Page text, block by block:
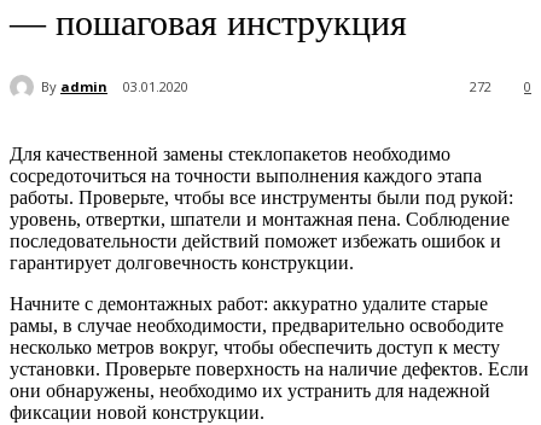
— пошаговая инструкция
By admin 03.01.2020 0
272
Для качественной замены стеклопакетов необходимо
сосредоточиться на точности выполнения каждого этапа
работы. Проверьте, чтобы все инструменты были под рукой:
уровень, отвертки, шпатели и монтажная пена. Соблюдение
последовательности действий поможет избежать ошибок и
гарантирует долговечность конструкции.
Начните с демонтажных работ: аккуратно удалите старые
рамы, в случае необходимости, предварительно освободите
несколько метров вокруг, чтобы обеспечить доступ к месту
установки. Проверьте поверхность на наличие дефектов. Если
они обнаружены, необходимо их устранить для надежной
фиксации новой конструкции.